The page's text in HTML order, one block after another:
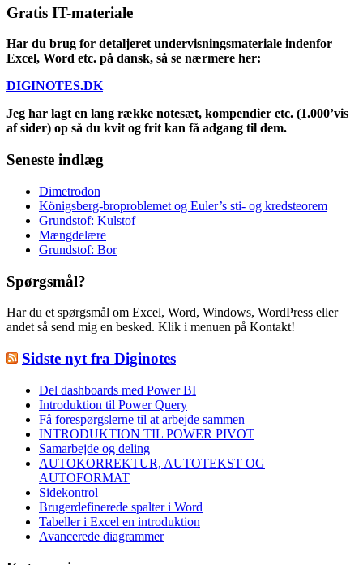
Gratis IT-materiale
Har du brug for detaljeret undervisningsmateriale indenfor
Excel, Word etc. på dansk, så se nærmere her:
DIGINOTES.DK
Jeg har lagt en lang række notesæt, kompendier etc. (1.000’vis
af sider) op så du kvit og frit kan få adgang til dem.
Seneste indlæg
Dimetrodon
Königsberg-broproblemet og Euler’s sti- og kredsteorem
Grundstof: Kulstof
Mængdelære
Grundstof: Bor
Spørgsmål?
Har du et spørgsmål om Excel, Word, Windows, WordPress eller
andet så send mig en besked. Klik i menuen på Kontakt!
Sidste nyt fra Diginotes
Del dashboards med Power BI
Introduktion til Power Query
Få forespørgslerne til at arbejde sammen
INTRODUKTION TIL POWER PIVOT
Samarbejde og deling
AUTOKORREKTUR, AUTOTEKST OG
AUTOFORMAT
Sidekontrol
Brugerdefinerede spalter i Word
Tabeller i Excel en introduktion
Avancerede diagrammer